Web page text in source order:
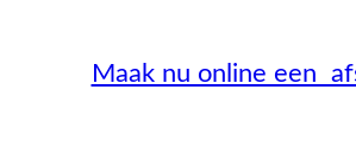
Maak nu online een